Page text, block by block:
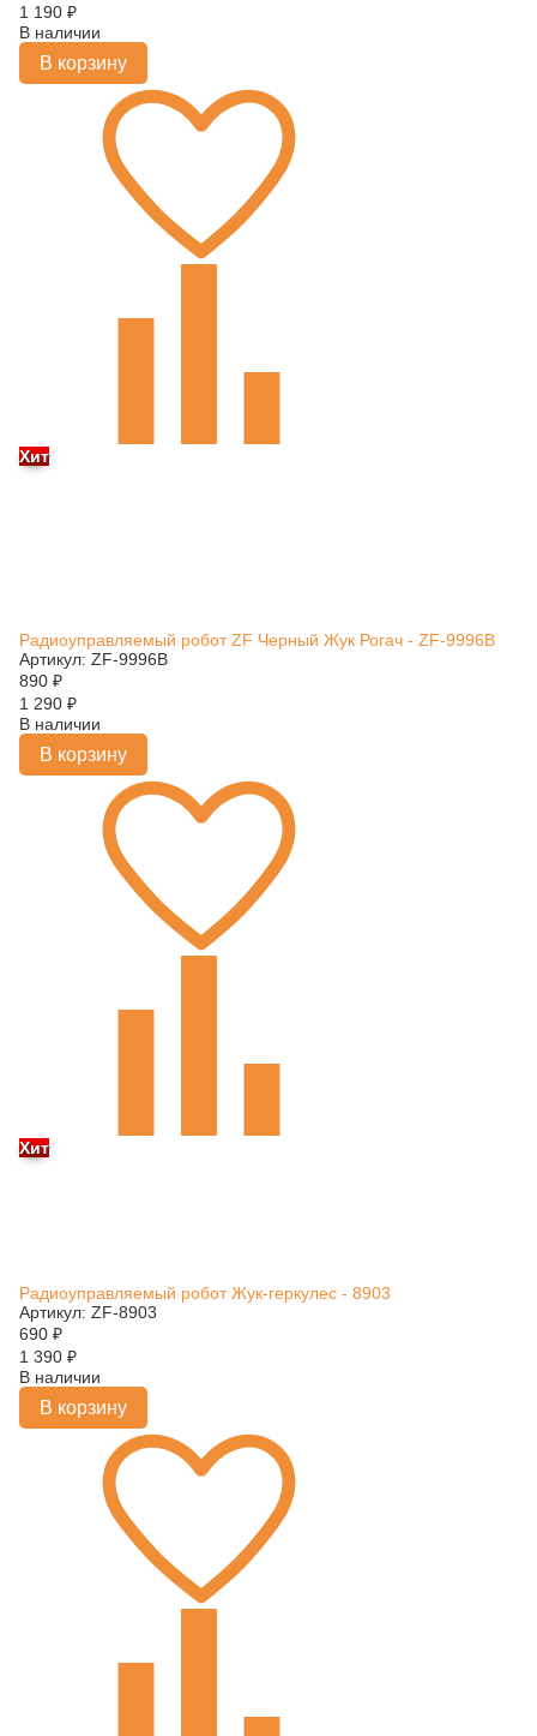
1 190 ₽
В наличии
В корзину
Хит
Радиоуправляемый робот ZF Черный Жук Рогач - ZF-9996B
Артикул: ZF-9996B
890 ₽
1 290 ₽
В наличии
В корзину
Хит
Радиоуправляемый робот Жук-геркулес - 8903
Артикул: ZF-8903
690 ₽
1 390 ₽
В наличии
В корзину